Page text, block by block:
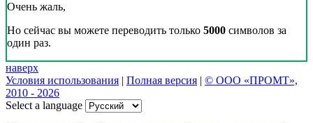
Очень жаль,
Но сейчас вы можете переводить только 5000 символов за
один раз.
наверх
Условия использования | Полная версия | © ООО «ПРОМТ»,
2010 - 2026
Select a language